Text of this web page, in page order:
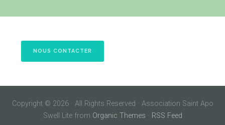
NOUS CONTACTER
Copyright © 2026 · All Rights Reserved · Association Saint Apo
Swell Lite from Organic Themes · RSS Feed